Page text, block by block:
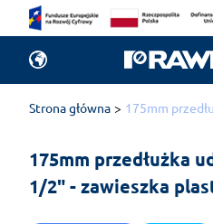
Strona główna 175mm
175mm przedłużka
1/2" - zawieszka